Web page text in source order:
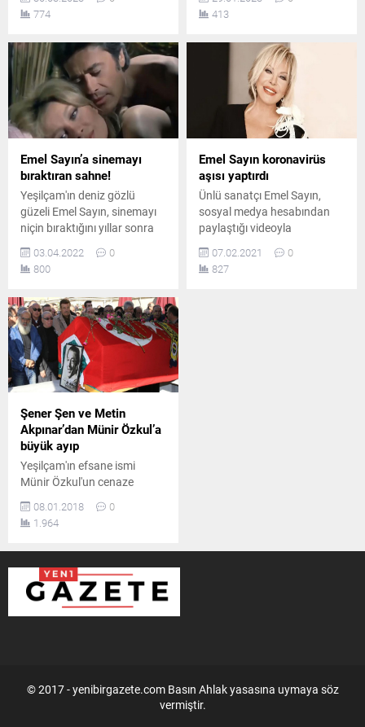
774
yayınladı.
413
Emel Sayın’a sinemayı
bıraktıran sahne!
Yeşilçam'ın deniz gözlü
güzeli Emel Sayın, sinemayı
niçin bıraktığını yıllar sonra
açıkladı.
03.04.2022
0
800
Emel Sayın koronavirüs
aşısı yaptırdı
Ünlü sanatçı Emel Sayın,
sosyal medya hesabından
paylaştığı videoyla
koronavirüs aşısı yaptırdığını
duyurdu.
07.02.2021
0
827
Şener Şen ve Metin
Akpınar’dan Münir Özkul’a
büyük ayıp
Yeşilçam'ın efsane ismi
Münir Özkul'un cenaze
töreninde bütün gözler Metin
Akpınar ve Şener Şen'i aradı.
08.01.2018
0
1.964
© 2017 - yenibirgazete.com Basın Ahlak yasasına uymaya söz
vermiştir.